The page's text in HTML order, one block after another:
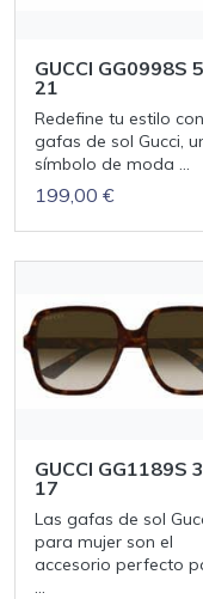
GUCCI GG0998S
21
Redefine tu estilo
gafas de sol Gucci,
símbolo de moda ...
199,00 €
GUCCI GG1189S
17
Las gafas de sol
para mujer son el
accesorio perfecto
...